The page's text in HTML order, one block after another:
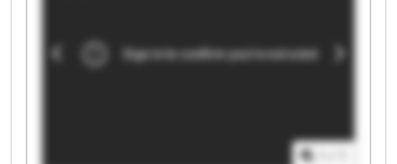
Machinery Aymas Recycling Machinery Aymas
Recycling Machinery Aymas Recycling Machinery